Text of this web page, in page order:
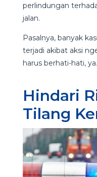
perlindungan
jalan.
Pasalnya, banyak
terjadi akibat aksi
harus berhati-hati, ya.
Hindari
Tilang